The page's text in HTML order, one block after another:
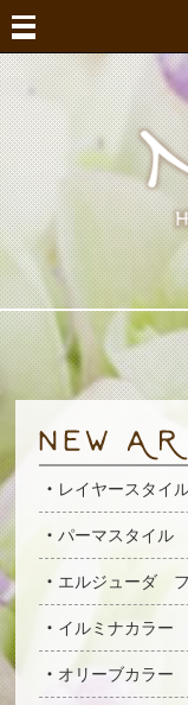
レイヤースタイ
パーマスタイル
エルジューダ フ
イルミナカラー
オリーブカラー